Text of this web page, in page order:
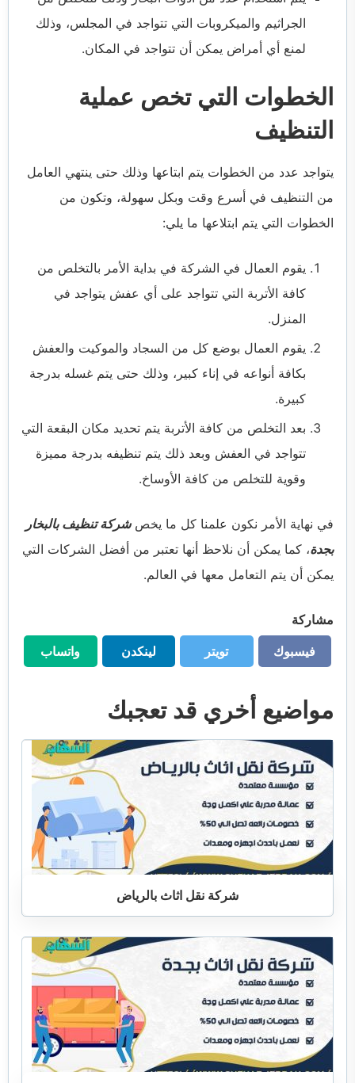
الجراثيم والميكروبات التي تتواجد في المجلس، وذلك
لمنع أي أمراض يمكن أن تتواجد في المكان.
الخطوات التي تخص عملية
التنظيف
يتواجد عدد من الخطوات يتم ابتاعها وذلك حتى ينتهي العامل
من التنظيف في أسرع وقت وبكل سهولة، وتكون من
الخطوات التي يتم ابتلاعها ما يلي:
يقوم العمال في الشركة في بداية الأمر بالتخلص من
كافة الأتربة التي تتواجد على أي عفش يتواجد في
المنزل.
يقوم العمال بوضع كل من السجاد والموكيت والعفش
بكافة أنواعه في إناء كبير، وذلك حتى يتم غسله بدرجة
كبيرة.
بعد التخلص من كافة الأتربة يتم تحديد مكان البقعة التي
تتواجد في العفش وبعد ذلك يتم تنظيفه بدرجة مميزة
وقوية للتخلص من كافة الأوساخ.
في نهاية الأمر نكون علمنا كل ما يخصشركة تنظيف بالبخار
بجدة، كما يمكن أن نلاحظ أنها تعتبر من أفضل الشركات التي
يمكن أن يتم التعامل معها في العالم.
مشاركة
فيسبوك
فيسبوك
تويتر
تويتر
لينكدن
لينكدن
واتساب
واتساب
مواضيع أخري قد تعجبك
شركة نقل اثاث بالرياض